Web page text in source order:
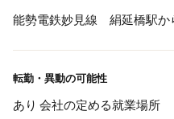
能勢電鉄妙見線 絹延橋駅か
転勤・異動の可能性
あり 会社の定める就業場所